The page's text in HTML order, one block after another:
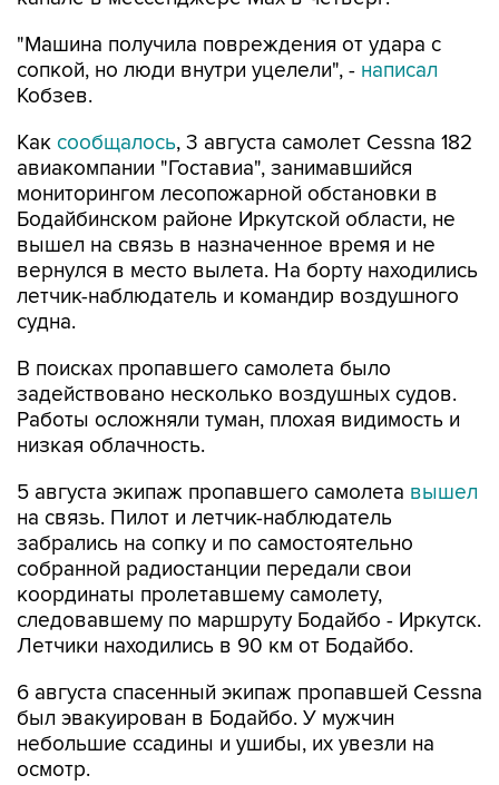
"Машина получила повреждения от удара с
сопкой, но люди внутри уцелели", - написал
Кобзев.
Как сообщалось, 3 августа самолет Cessna 182
авиакомпании "Гоставиа", занимавшийся
мониторингом лесопожарной обстановки в
Бодайбинском районе Иркутской области, не
вышел на связь в назначенное время и не
вернулся в место вылета. На борту находились
летчик-наблюдатель и командир воздушного
судна.
В поисках пропавшего самолета было
задействовано несколько воздушных судов.
Работы осложняли туман, плохая видимость и
низкая облачность.
5 августа экипаж пропавшего самолета вышел
на связь. Пилот и летчик-наблюдатель
забрались на сопку и по самостоятельно
собранной радиостанции передали свои
координаты пролетавшему самолету,
следовавшему по маршруту Бодайбо - Иркутск.
Летчики находились в 90 км от Бодайбо.
6 августа спасенный экипаж пропавшей Cessna
был эвакуирован в Бодайбо. У мужчин
небольшие ссадины и ушибы, их увезли на
осмотр.